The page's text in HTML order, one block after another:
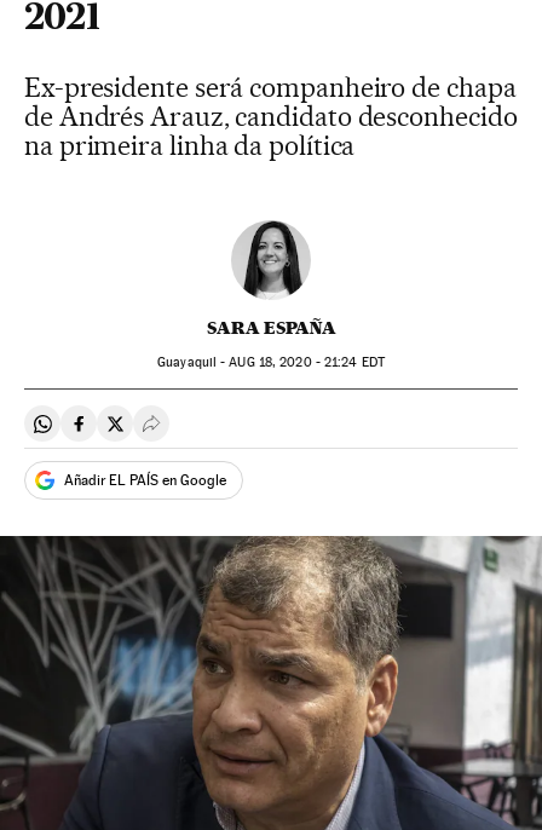
2021
Ex-presidente será companheiro de chapa
de Andrés Arauz, candidato desconhecido
na primeira linha da política
SARA ESPAÑA
Guayaquil -AUG18, 2020 - 21:24 EDT
Compartir en Whatsapp
Compartir en Facebook
Compartir en Twitter
Desplegar Redes Sociales
Añadir EL PAÍS en Google